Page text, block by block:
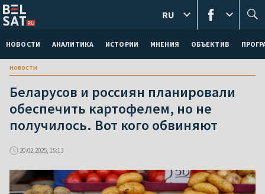
НОВОСТИ АНАЛИТИКА ИСТОРИИ МНЕНИЯ ОБЪЕКТИВ
RU
новости
Беларусов и россиян планировали
обеспечить картофелем, но не
получилось. Вот кого обвиняют
20.02.2025, 15:13